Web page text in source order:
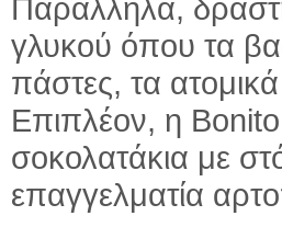
Παράλληλα,
γλυκού όπου τα
πάστες, τα
Επιπλέον, η Bonito
σοκολατάκια με
επαγγελματία